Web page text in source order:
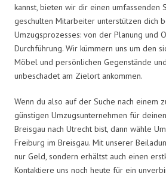
kannst, bieten wir dir einen umfassenden
geschulten Mitarbeiter unterstützen dich
Umzugsprozesses: von der Planung und
Durchführung. Wir kümmern uns um den
Möbel und persönlichen Gegenstände
unbeschadet am Zielort ankommen.
Wenn du also auf der Suche nach einem
günstigen Umzugsunternehmen für
Breisgau nach Utrecht bist, dann wähle
Freiburg im Breisgau. Mit unserer
nur Geld, sondern erhältst auch einen
Kontaktiere uns noch heute für ein